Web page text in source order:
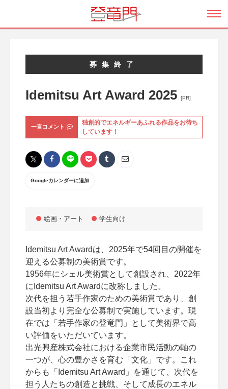
募集終了
Idemitsu Art Award 2025 [PR]
一言コメント
独創的でエネルギーあふれる作品をお待ち
しています！
Googleカレンダーに追加
絵画・アート 学生向け
Idemitsu Art Awardは、2025年で54回目の開催を
迎える公募制の美術賞です。
1956年にシェル美術賞として創設され、2022年
にIdemitsu Art Awardに改称しました。
次代を担う若手作家のための美術賞であり、創
設当初より完全な公募制で実施しています。現
在では「若手作家の登竜門」として美術界で高
い評価をいただいています。
出光興産株式会社における企業市民活動の軸の
一つが、心の豊かさを育む「文化」です。これ
からも「Idemitsu Art Award」を通じて、次代を
担う人たちの創造と挑戦、そして成長のエネル